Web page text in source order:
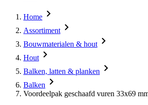
Home
Assortiment
Bouwmaterialen & hout
Hout
Balken, latten & planken
Balken
Voordeelpak geschaafd vuren 33x69